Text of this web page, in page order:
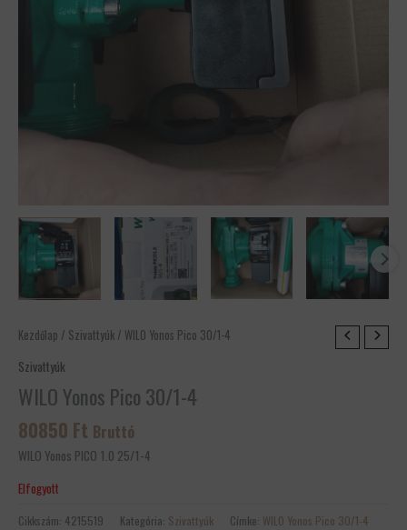
Kezdőlap / Szivattyúk / WILO Yonos Pico 30/1-4
Szivattyúk
WILO Yonos Pico 30/1-4
80850 Ft Bruttó
WILO Yonos PICO 1.0 25/1-4
Elfogyott
Cikkszám: 4215519 Kategória: Szivattyúk Címke: WILO Yonos Pico 30/1-4